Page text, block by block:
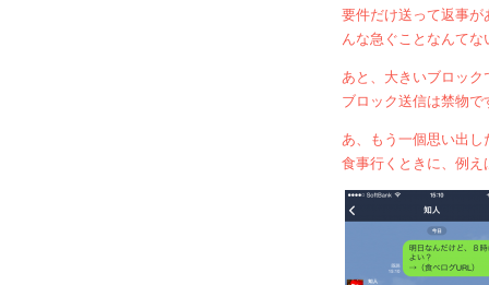
要件だけ送って返事
んな急ぐことなんてな
あと、大きいブロッ
ブロック送信は禁物で
あ、もう一個思い出
食事行くときに、例